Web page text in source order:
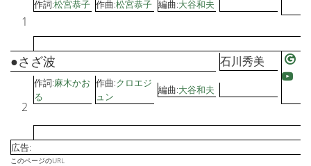
1
作詞:松宮恭子 作曲:松宮恭子 編曲:大谷和夫
2
●さざ波 石川秀美
作詞:麻木かお
る
作曲:クロエジ
ュン
編曲:大谷和夫
広告:
このページのURL